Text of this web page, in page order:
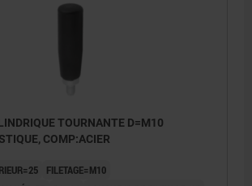
TOURNANTE D=M10
COMP:ACIER
FILETAGE=M10